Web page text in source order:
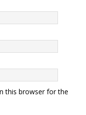
this browser for the